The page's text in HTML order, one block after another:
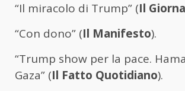
“Il miracolo di Trump” (Il
“Con dono” (Il Manifesto).
“Trump show per la pace.
Gaza” (Il Fatto Quotidiano).